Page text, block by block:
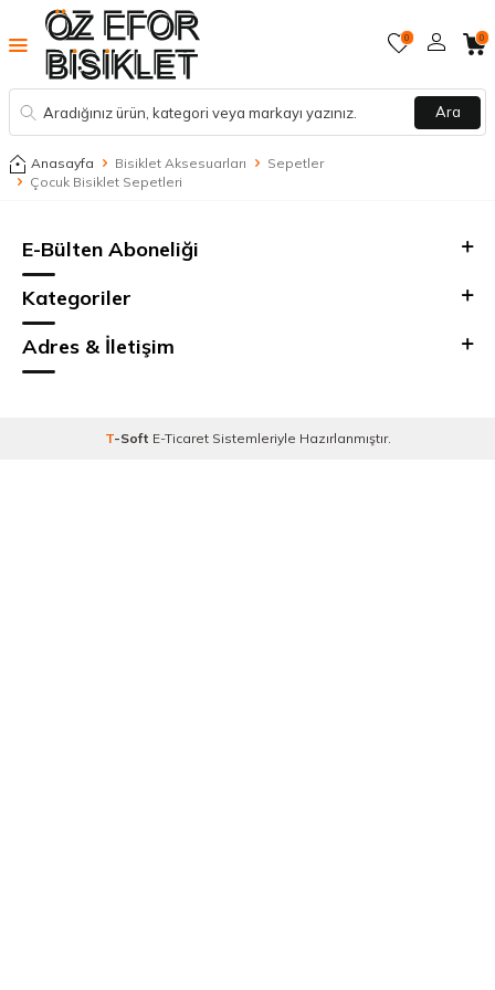
Ara
0 0
Anasayfa Bisiklet Aksesuarları
Sepetler
Çocuk Bisiklet Sepetleri
E-Bülten Aboneliği
Kategoriler
Adres & İletişim
T-Soft E-TicaretSistemleriyle Hazırlanmıştır.